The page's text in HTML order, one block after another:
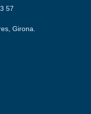
57
Girona.